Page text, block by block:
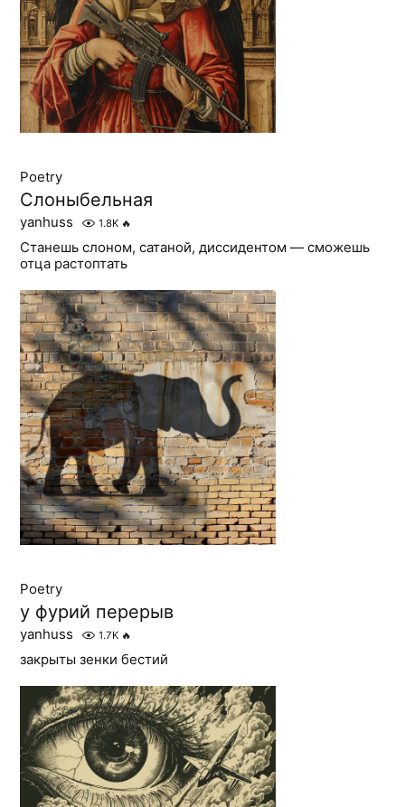
Poetry
Слоныбельная
yanhuss 1.8K 🔥
Станешь слоном, сатаной, диссидентом — сможешь
отца растоптать
Poetry
у фурий перерыв
yanhuss 1.7K 🔥
закрыты зенки бестий